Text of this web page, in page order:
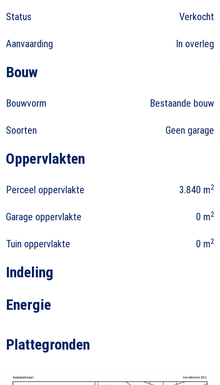
Status Verkocht
Aanvaarding In overleg
Bouw
Bouwvorm Bestaande bouw
Soorten Geen garage
Oppervlakten
Perceel oppervlakte 3.840 m2
Garage oppervlakte 0 m2
Tuin oppervlakte 0 m2
Indeling
Energie
Plattegronden